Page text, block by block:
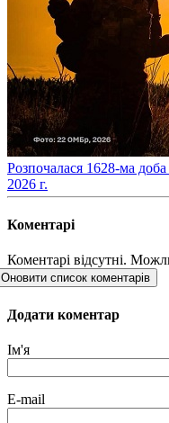
​Розпочалася 1628-ма
2026 г.
Коментарі
Коментарі відсутні.
Оновити список коментарів
Додати коментар
Ім'я
E-mail